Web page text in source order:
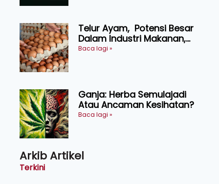
Telur Ayam, Potensi Besar
Dalam Industri Makanan,
Kosmetik dan Penyelidikan
Baca lagi »
Ganja: Herba Semulajadi
Atau Ancaman Kesihatan?
Baca lagi »
Arkib Artikel
Terkini